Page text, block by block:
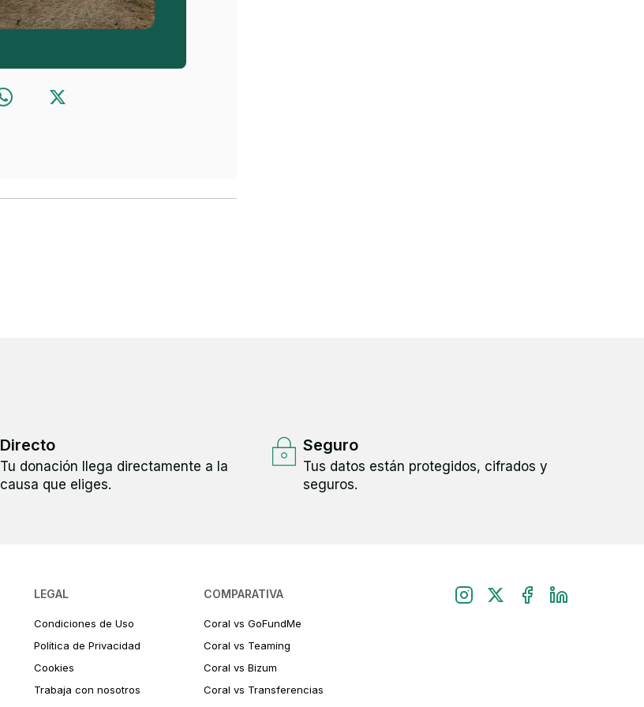
Directo
Tu donación llega directamente a la
causa que eliges.
Seguro
Tus datos están protegidos, cifrados y
seguros.
LEGAL
Condiciones de Uso
Política de Privacidad
Cookies
Trabaja con nosotros
COMPARATIVA
Coral vs GoFundMe
Coral vs Teaming
Coral vs Bizum
Coral vs Transferencias